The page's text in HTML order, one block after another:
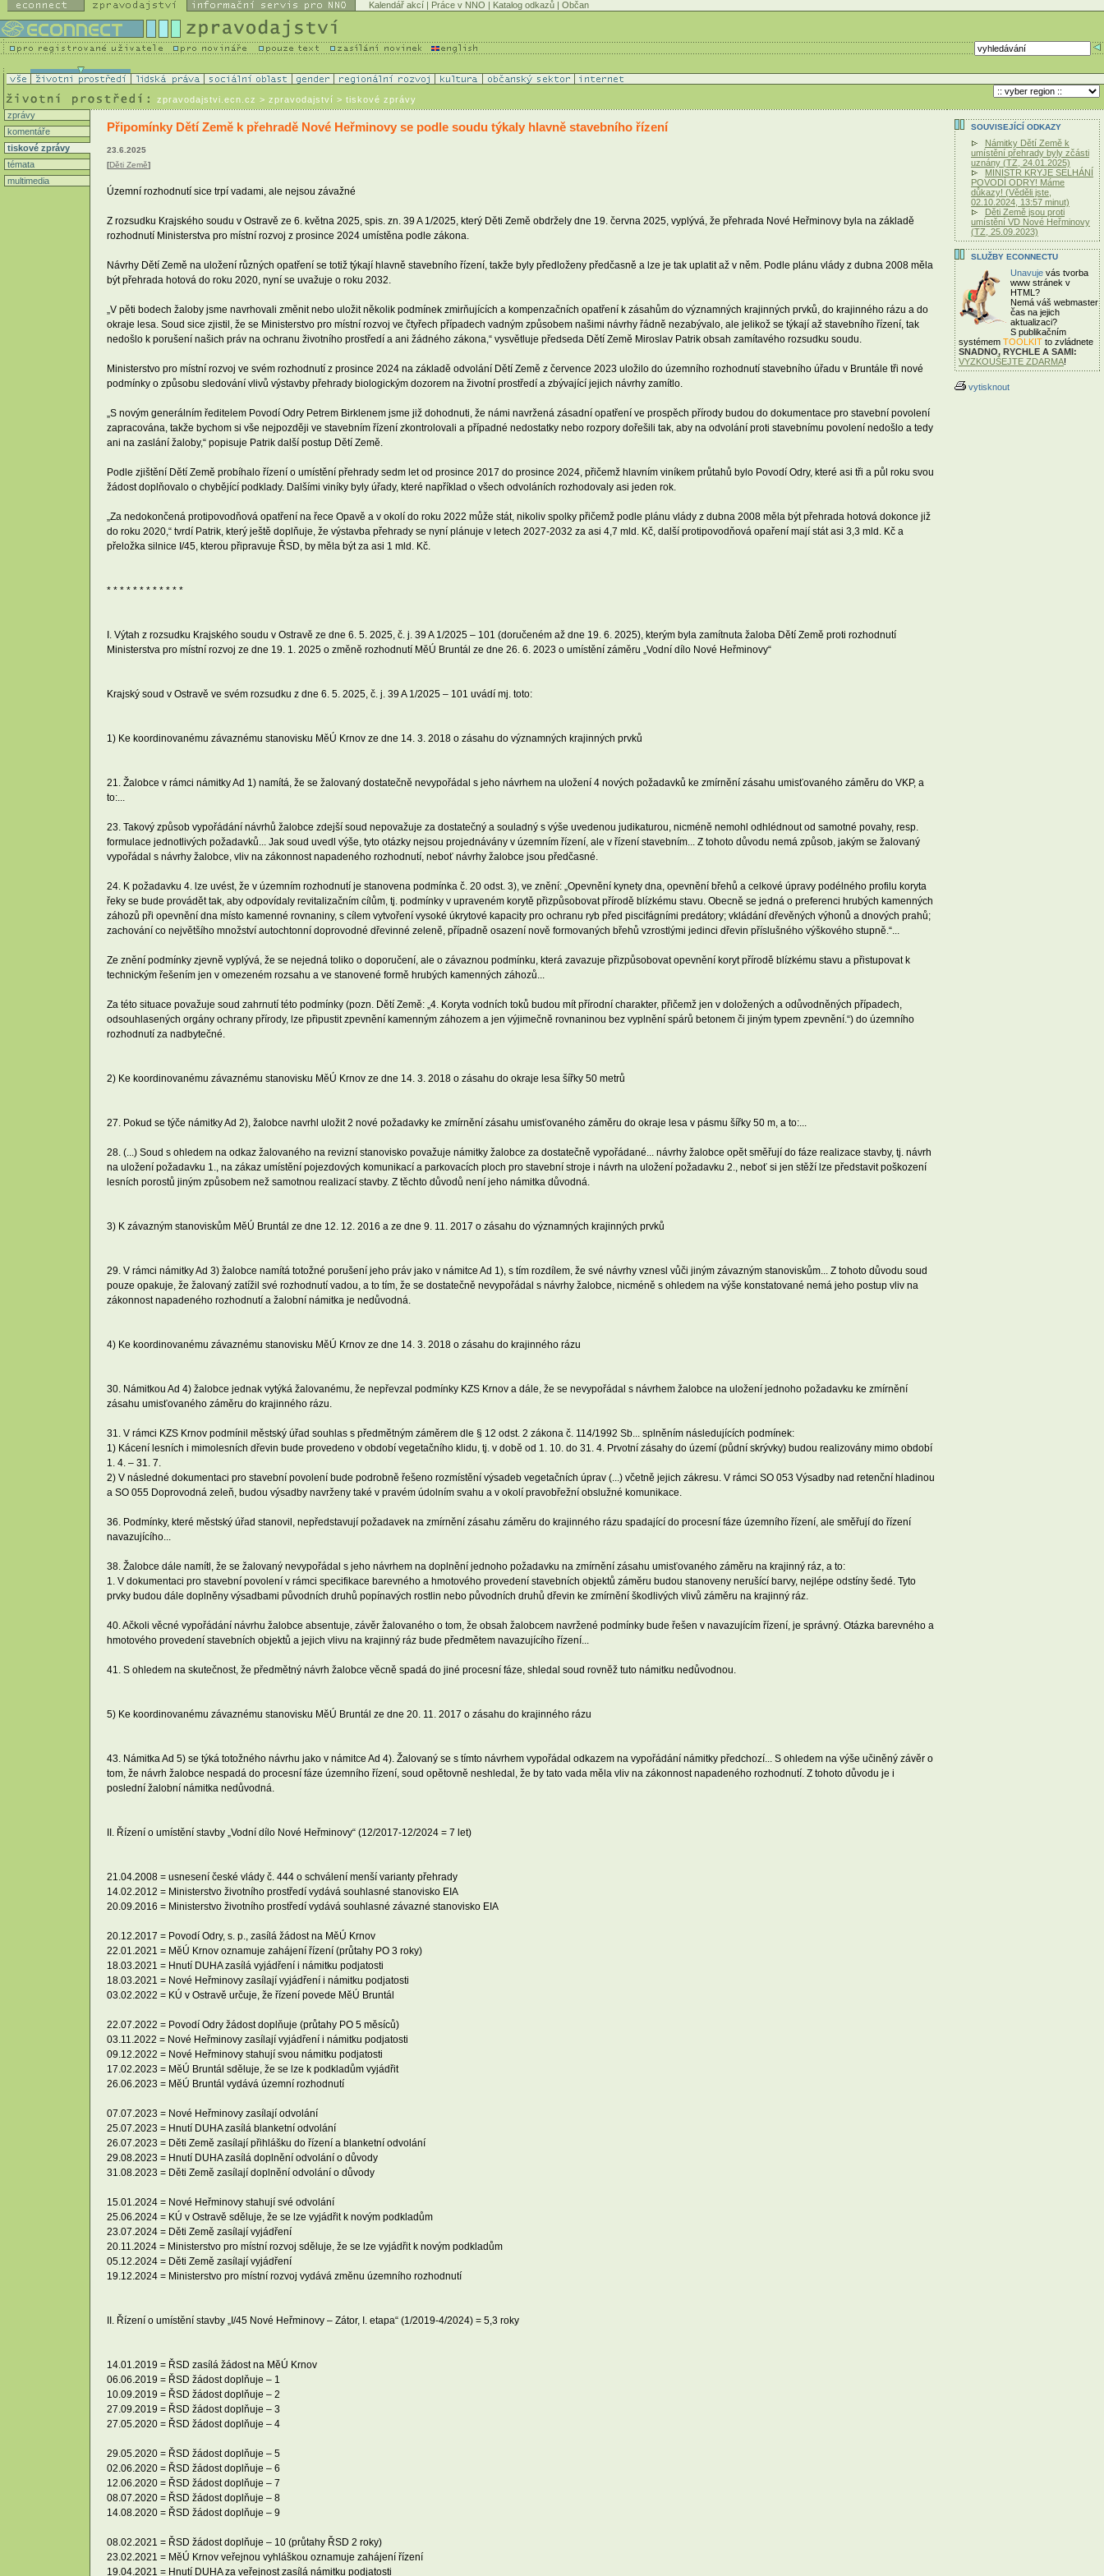
Kalendář akcí | Práce v NNO | Katalog odkazů | Občan
zpravodajstvi.ecn.cz > zpravodajství > tiskové zprávy
zprávy
komentáře
tiskové zprávy
témata
multimedia
Připomínky Dětí Země k přehradě Nové Heřminovy se podle soudu týkaly hlavně stavebního řízení
23.6.2025
[Děti Země]
Územní rozhodnutí sice trpí vadami, ale nejsou závažné
Z rozsudku Krajského soudu v Ostravě ze 6. května 2025, spis. zn. 39 A 1/2025, který Děti Země obdržely dne 19. června 2025, vyplývá, že přehrada Nové Heřminovy byla na základě
rozhodnutí Ministerstva pro místní rozvoj z prosince 2024 umístěna podle zákona.
Návrhy Dětí Země na uložení různých opatření se totiž týkají hlavně stavebního řízení, takže byly předloženy předčasně a lze je tak uplatit až v něm. Podle plánu vlády z dubna 2008 měla
být přehrada hotová do roku 2020, nyní se uvažuje o roku 2032.
„V pěti bodech žaloby jsme navrhovali změnit nebo uložit několik podmínek zmirňujících a kompenzačních opatření k zásahům do významných krajinných prvků, do krajinného rázu a do
okraje lesa. Soud sice zjistil, že se Ministerstvo pro místní rozvoj ve čtyřech případech vadným způsobem našimi návrhy řádně nezabývalo, ale jelikož se týkají až stavebního řízení, tak
nedošlo k porušení našich práv na ochranu životního prostředí a ani žádného zákona,“ vysvětluje předseda Dětí Země Miroslav Patrik obsah zamítavého rozsudku soudu.
Ministerstvo pro místní rozvoj ve svém rozhodnutí z prosince 2024 na základě odvolání Dětí Země z července 2023 uložilo do územního rozhodnutí stavebního úřadu v Bruntále tři nové
podmínky o způsobu sledování vlivů výstavby přehrady biologickým dozorem na životní prostředí a zbývající jejich návrhy zamítlo.
„S novým generálním ředitelem Povodí Odry Petrem Birklenem jsme již dohodnuti, že námi navržená zásadní opatření ve prospěch přírody budou do dokumentace pro stavební povolení
zapracována, takže bychom si vše nejpozději ve stavebním řízení zkontrolovali a případné nedostatky nebo rozpory dořešili tak, aby na odvolání proti stavebnímu povolení nedošlo a tedy
ani na zaslání žaloby,“ popisuje Patrik další postup Dětí Země.
Podle zjištění Dětí Země probíhalo řízení o umístění přehrady sedm let od prosince 2017 do prosince 2024, přičemž hlavním viníkem průtahů bylo Povodí Odry, které asi tři a půl roku svou
žádost doplňovalo o chybějící podklady. Dalšími viníky byly úřady, které například o všech odvoláních rozhodovaly asi jeden rok.
„Za nedokončená protipovodňová opatření na řece Opavě a v okolí do roku 2022 může stát, nikoliv spolky přičemž podle plánu vlády z dubna 2008 měla být přehrada hotová dokonce již
do roku 2020,“ tvrdí Patrik, který ještě doplňuje, že výstavba přehrady se nyní plánuje v letech 2027-2032 za asi 4,7 mld. Kč, další protipovodňová opaření mají stát asi 3,3 mld. Kč a
přeložka silnice I/45, kterou připravuje ŘSD, by měla být za asi 1 mld. Kč.
* * * * * * * * * * * *
I. Výtah z rozsudku Krajského soudu v Ostravě ze dne 6. 5. 2025, č. j. 39 A 1/2025 – 101 (doručeném až dne 19. 6. 2025), kterým byla zamítnuta žaloba Dětí Země proti rozhodnutí
Ministerstva pro místní rozvoj ze dne 19. 1. 2025 o změně rozhodnutí MěÚ Bruntál ze dne 26. 6. 2023 o umístění záměru „Vodní dílo Nové Heřminovy“
Krajský soud v Ostravě ve svém rozsudku z dne 6. 5. 2025, č. j. 39 A 1/2025 – 101 uvádí mj. toto:
1) Ke koordinovanému závaznému stanovisku MěÚ Krnov ze dne 14. 3. 2018 o zásahu do významných krajinných prvků
21. Žalobce v rámci námitky Ad 1) namítá, že se žalovaný dostatečně nevypořádal s jeho návrhem na uložení 4 nových požadavků ke zmírnění zásahu umisťovaného záměru do VKP, a
to:...
23. Takový způsob vypořádání návrhů žalobce zdejší soud nepovažuje za dostatečný a souladný s výše uvedenou judikaturou, nicméně nemohl odhlédnout od samotné povahy, resp.
formulace jednotlivých požadavků... Jak soud uvedl výše, tyto otázky nejsou projednávány v územním řízení, ale v řízení stavebním... Z tohoto důvodu nemá způsob, jakým se žalovaný
vypořádal s návrhy žalobce, vliv na zákonnost napadeného rozhodnutí, neboť návrhy žalobce jsou předčasné.
24. K požadavku 4. lze uvést, že v územním rozhodnutí je stanovena podmínka č. 20 odst. 3), ve znění: „Opevnění kynety dna, opevnění břehů a celkové úpravy podélného profilu koryta
řeky se bude provádět tak, aby odpovídaly revitalizačním cílům, tj. podmínky v upraveném korytě přizpůsobovat přírodě blízkému stavu. Obecně se jedná o preferenci hrubých kamenných
záhozů při opevnění dna místo kamenné rovnaniny, s cílem vytvoření vysoké úkrytové kapacity pro ochranu ryb před piscifágními predátory; vkládání dřevěných výhonů a dnových prahů;
zachování co největšího množství autochtonní doprovodné dřevinné zeleně, případně osazení nově formovaných břehů vzrostlými jedinci dřevin příslušného výškového stupně.“...
Ze znění podmínky zjevně vyplývá, že se nejedná toliko o doporučení, ale o závaznou podmínku, která zavazuje přizpůsobovat opevnění koryt přírodě blízkému stavu a přistupovat k
technickým řešením jen v omezeném rozsahu a ve stanovené formě hrubých kamenných záhozů...
Za této situace považuje soud zahrnutí této podmínky (pozn. Dětí Země: „4. Koryta vodních toků budou mít přírodní charakter, přičemž jen v doložených a odůvodněných případech,
odsouhlasených orgány ochrany přírody, lze připustit zpevnění kamenným záhozem a jen výjimečně rovnaninou bez vyplnění spárů betonem či jiným typem zpevnění.“) do územního
rozhodnutí za nadbytečné.
2) Ke koordinovanému závaznému stanovisku MěÚ Krnov ze dne 14. 3. 2018 o zásahu do okraje lesa šířky 50 metrů
27. Pokud se týče námitky Ad 2), žalobce navrhl uložit 2 nové požadavky ke zmírnění zásahu umisťovaného záměru do okraje lesa v pásmu šířky 50 m, a to:...
28. (...) Soud s ohledem na odkaz žalovaného na revizní stanovisko považuje námitky žalobce za dostatečně vypořádané... návrhy žalobce opět směřují do fáze realizace stavby, tj. návrh
na uložení požadavku 1., na zákaz umístění pojezdových komunikací a parkovacích ploch pro stavební stroje i návrh na uložení požadavku 2., neboť si jen stěží lze představit poškození
lesních porostů jiným způsobem než samotnou realizací stavby. Z těchto důvodů není jeho námitka důvodná.
3) K závazným stanoviskům MěÚ Bruntál ze dne 12. 12. 2016 a ze dne 9. 11. 2017 o zásahu do významných krajinných prvků
29. V rámci námitky Ad 3) žalobce namítá totožné porušení jeho práv jako v námitce Ad 1), s tím rozdílem, že své návrhy vznesl vůči jiným závazným stanoviskům... Z tohoto důvodu soud
pouze opakuje, že žalovaný zatížil své rozhodnutí vadou, a to tím, že se dostatečně nevypořádal s návrhy žalobce, nicméně s ohledem na výše konstatované nemá jeho postup vliv na
zákonnost napadeného rozhodnutí a žalobní námitka je nedůvodná.
4) Ke koordinovanému závaznému stanovisku MěÚ Krnov ze dne 14. 3. 2018 o zásahu do krajinného rázu
30. Námitkou Ad 4) žalobce jednak vytýká žalovanému, že nepřevzal podmínky KZS Krnov a dále, že se nevypořádal s návrhem žalobce na uložení jednoho požadavku ke zmírnění
zásahu umisťovaného záměru do krajinného rázu.
31. V rámci KZS Krnov podmínil městský úřad souhlas s předmětným záměrem dle § 12 odst. 2 zákona č. 114/1992 Sb... splněním následujících podmínek:
1) Kácení lesních i mimolesních dřevin bude provedeno v období vegetačního klidu, tj. v době od 1. 10. do 31. 4. Prvotní zásahy do území (půdní skrývky) budou realizovány mimo období
1. 4. – 31. 7.
2) V následné dokumentaci pro stavební povolení bude podrobně řešeno rozmístění výsadeb vegetačních úprav (...) včetně jejich zákresu. V rámci SO 053 Výsadby nad retenční hladinou
a SO 055 Doprovodná zeleň, budou výsadby navrženy také v pravém údolním svahu a v okolí pravobřežní obslužné komunikace.
36. Podmínky, které městský úřad stanovil, nepředstavují požadavek na zmírnění zásahu záměru do krajinného rázu spadající do procesní fáze územního řízení, ale směřují do řízení
navazujícího...
38. Žalobce dále namítl, že se žalovaný nevypořádal s jeho návrhem na doplnění jednoho požadavku na zmírnění zásahu umisťovaného záměru na krajinný ráz, a to:
1. V dokumentaci pro stavební povolení v rámci specifikace barevného a hmotového provedení stavebních objektů záměru budou stanoveny nerušící barvy, nejlépe odstíny šedé. Tyto
prvky budou dále doplněny výsadbami původních druhů popínavých rostlin nebo původních druhů dřevin ke zmírnění škodlivých vlivů záměru na krajinný ráz.
40. Ačkoli věcné vypořádání návrhu žalobce absentuje, závěr žalovaného o tom, že obsah žalobcem navržené podmínky bude řešen v navazujícím řízení, je správný. Otázka barevného a
hmotového provedení stavebních objektů a jejich vlivu na krajinný ráz bude předmětem navazujícího řízení...
41. S ohledem na skutečnost, že předmětný návrh žalobce věcně spadá do jiné procesní fáze, shledal soud rovněž tuto námitku nedůvodnou.
5) Ke koordinovanému závaznému stanovisku MěÚ Bruntál ze dne 20. 11. 2017 o zásahu do krajinného rázu
43. Námitka Ad 5) se týká totožného návrhu jako v námitce Ad 4). Žalovaný se s tímto návrhem vypořádal odkazem na vypořádání námitky předchozí... S ohledem na výše učiněný závěr o
tom, že návrh žalobce nespadá do procesní fáze územního řízení, soud opětovně neshledal, že by tato vada měla vliv na zákonnost napadeného rozhodnutí. Z tohoto důvodu je i
poslední žalobní námitka nedůvodná.
II. Řízení o umístění stavby „Vodní dílo Nové Heřminovy“ (12/2017-12/2024 = 7 let)
21.04.2008 = usnesení české vlády č. 444 o schválení menší varianty přehrady
14.02.2012 = Ministerstvo životního prostředí vydává souhlasné stanovisko EIA
20.09.2016 = Ministerstvo životního prostředí vydává souhlasné závazné stanovisko EIA
20.12.2017 = Povodí Odry, s. p., zasílá žádost na MěÚ Krnov
22.01.2021 = MěÚ Krnov oznamuje zahájení řízení (průtahy PO 3 roky)
18.03.2021 = Hnutí DUHA zasílá vyjádření i námitku podjatosti
18.03.2021 = Nové Heřminovy zasílají vyjádření i námitku podjatosti
03.02.2022 = KÚ v Ostravě určuje, že řízení povede MěÚ Bruntál
22.07.2022 = Povodí Odry žádost doplňuje (průtahy PO 5 měsíců)
03.11.2022 = Nové Heřminovy zasílají vyjádření i námitku podjatosti
09.12.2022 = Nové Heřminovy stahují svou námitku podjatosti
17.02.2023 = MěÚ Bruntál sděluje, že se lze k podkladům vyjádřit
26.06.2023 = MěÚ Bruntál vydává územní rozhodnutí
07.07.2023 = Nové Heřminovy zasílají odvolání
25.07.2023 = Hnutí DUHA zasílá blanketní odvolání
26.07.2023 = Děti Země zasílají přihlášku do řízení a blanketní odvolání
29.08.2023 = Hnutí DUHA zasílá doplnění odvolání o důvody
31.08.2023 = Děti Země zasílají doplnění odvolání o důvody
15.01.2024 = Nové Heřminovy stahují své odvolání
25.06.2024 = KÚ v Ostravě sděluje, že se lze vyjádřit k novým podkladům
23.07.2024 = Děti Země zasílají vyjádření
20.11.2024 = Ministerstvo pro místní rozvoj sděluje, že se lze vyjádřit k novým podkladům
05.12.2024 = Děti Země zasílají vyjádření
19.12.2024 = Ministerstvo pro místní rozvoj vydává změnu územního rozhodnutí
II. Řízení o umístění stavby „I/45 Nové Heřminovy – Zátor, I. etapa“ (1/2019-4/2024) = 5,3 roky
14.01.2019 = ŘSD zasílá žádost na MěÚ Krnov
06.06.2019 = ŘSD žádost doplňuje – 1
10.09.2019 = ŘSD žádost doplňuje – 2
27.09.2019 = ŘSD žádost doplňuje – 3
27.05.2020 = ŘSD žádost doplňuje – 4
29.05.2020 = ŘSD žádost doplňuje – 5
02.06.2020 = ŘSD žádost doplňuje – 6
12.06.2020 = ŘSD žádost doplňuje – 7
08.07.2020 = ŘSD žádost doplňuje – 8
14.08.2020 = ŘSD žádost doplňuje – 9
08.02.2021 = ŘSD žádost doplňuje – 10 (průtahy ŘSD 2 roky)
23.02.2021 = MěÚ Krnov veřejnou vyhláškou oznamuje zahájení řízení
19.04.2021 = Hnutí DUHA za veřejnost zasílá námitku podjatosti
SOUVISEJÍCÍ ODKAZY
Námitky Dětí Země k
umístění přehrady byly zčásti
uznány (TZ, 24.01.2025)
MINISTR KRYJE SELHÁNÍ
POVODÍ ODRY! Máme
důkazy! (Věděli jste,
02.10.2024, 13:57 minut)
Děti Země jsou proti
umístění VD Nové Heřminovy
(TZ, 25.09.2023)
SLUŽBY ECONNECTU
Unavuje vás tvorba
www stránek v
HTML?
Nemá váš webmaster
čas na jejich
aktualizaci?
S publikačním
systémem TOOLKIT to zvládnete
SNADNO, RYCHLE A SAMI:
VYZKOUŠEJTE ZDARMA!
vytisknout